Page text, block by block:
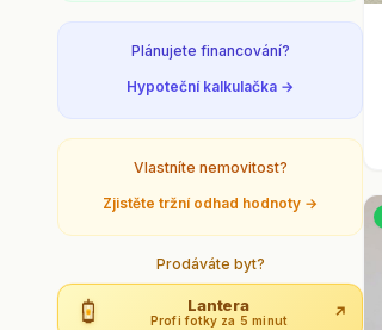
Plánujete financování?
Hypoteční kalkulačka →
Vlastníte nemovitost?
Zjistěte tržní odhad hodnoty →
Prodáváte byt?
Lantera
Profi fotky za 5 minut ↗